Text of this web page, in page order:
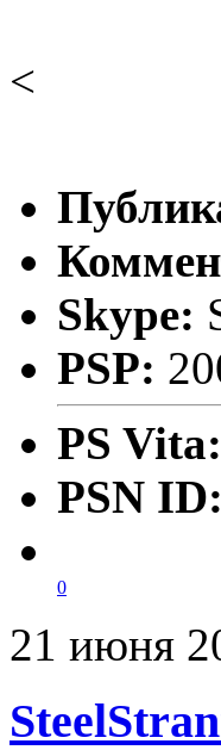
<
Skype:
PSP:
PS Vita:
PSN ID:
0
21 июня